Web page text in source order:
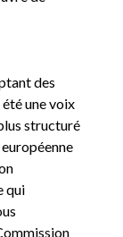
des
une voix
structuré
qui